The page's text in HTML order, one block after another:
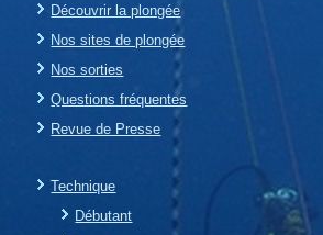
Découvrir la plongée
Nos sites de plongée
Nos sorties
Questions fréquentes
Revue de Presse
Technique
Débutant